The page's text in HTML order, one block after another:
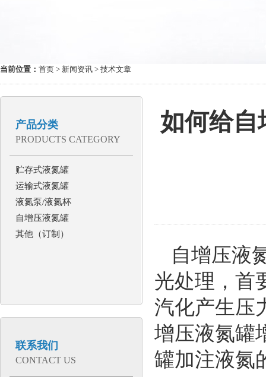
当前位置： 首页 > 新闻资讯 > 技术文章
产品分类
PRODUCTS CATEGORY
贮存式液氮罐
运输式液氮罐
液氮泵/液氮杯
自增压液氮罐
其他（订制）
联系我们
CONTACT US
如何给自
自增压液
光处理，首
汽化产生压
增压液氮罐
罐加注液氮